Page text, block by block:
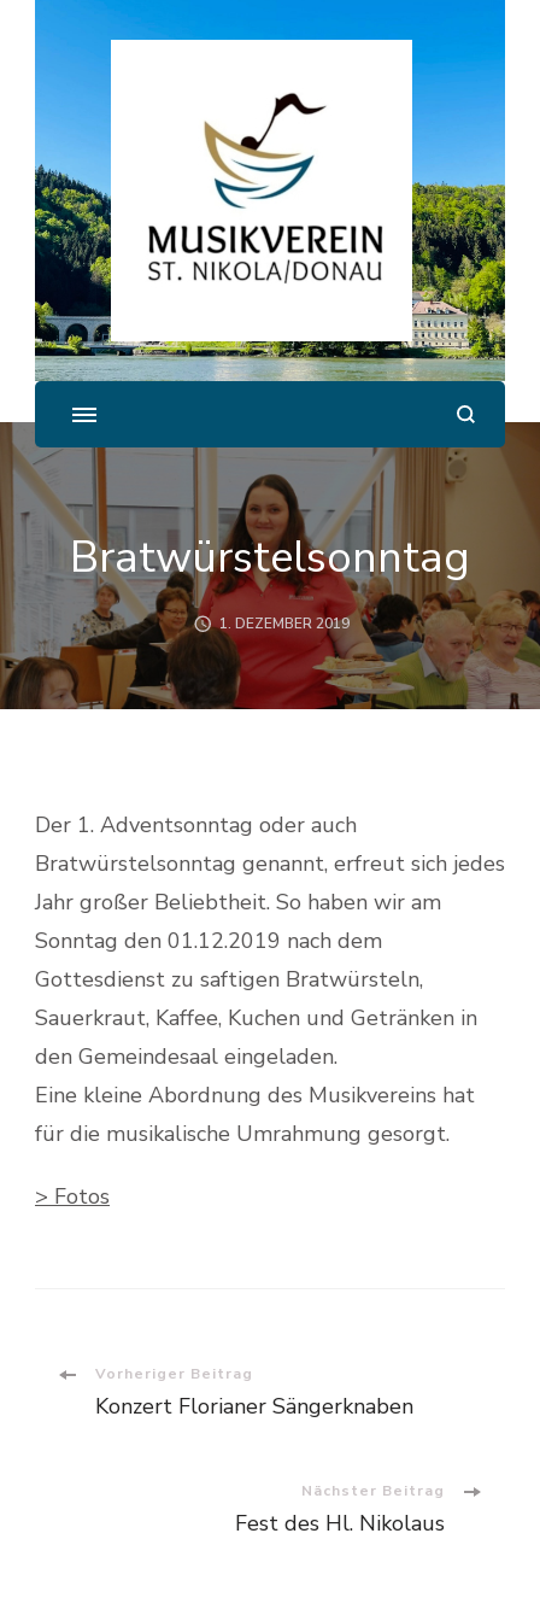
Bratwürstelsonntag
1. DEZEMBER 2019
Der 1. Adventsonntag oder auch
Bratwürstelsonntag genannt, erfreut sich jedes
Jahr großer Beliebtheit. So haben wir am
Sonntag den 01.12.2019 nach dem
Gottesdienst zu saftigen Bratwürsteln,
Sauerkraut, Kaffee, Kuchen und Getränken in
den Gemeindesaal eingeladen.
Eine kleine Abordnung des Musikvereins hat
für die musikalische Umrahmung gesorgt.
> Fotos
Beitragsnavigation
Vorheriger Beitrag
Konzert Florianer Sängerknaben
Nächster Beitrag
Fest des Hl. Nikolaus